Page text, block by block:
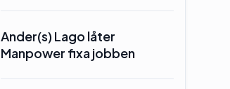
Ander(s) Lago låter
Manpower fixa jobben